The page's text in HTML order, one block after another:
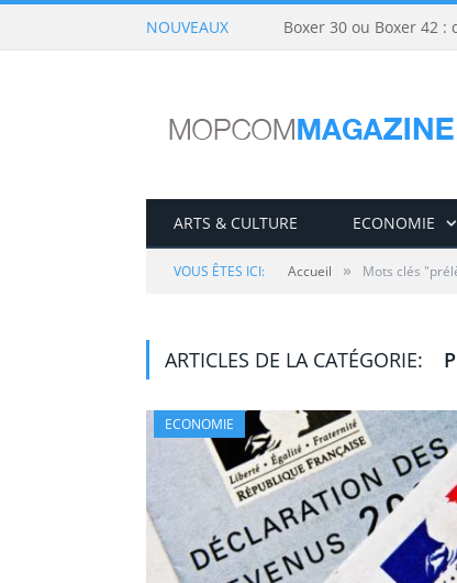
NOUVEAUX Boxer 30 ou Boxer 42
ARTS & CULTURE ECONOMIE
VOUS ÊTES ICI: Accueil » Mots clés
ARTICLES DE LA CATÉGORIE:
ECONOMIE